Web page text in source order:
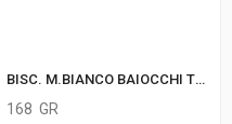
BISC. M.BIANCO BAIOCCHI TUBO
168 GR